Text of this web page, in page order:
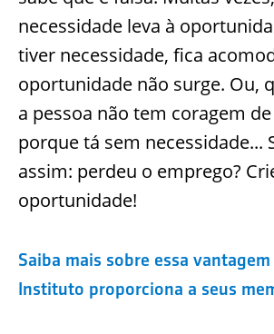
necessidade leva à
tiver necessidade, fica
oportunidade não surge. Ou,
a pessoa não tem coragem
porque tá sem necessidade...
assim: perdeu o emprego?
oportunidade!
Saiba mais sobre essa
Instituto proporciona a seus